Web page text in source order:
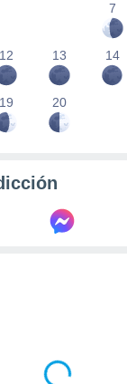
7
12 13 14
19 20